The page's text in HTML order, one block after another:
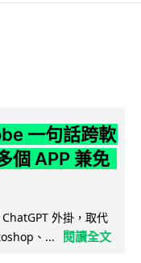
一句話跨軟
個 APP 兼免
外掛，取代
、...
閱讀全文